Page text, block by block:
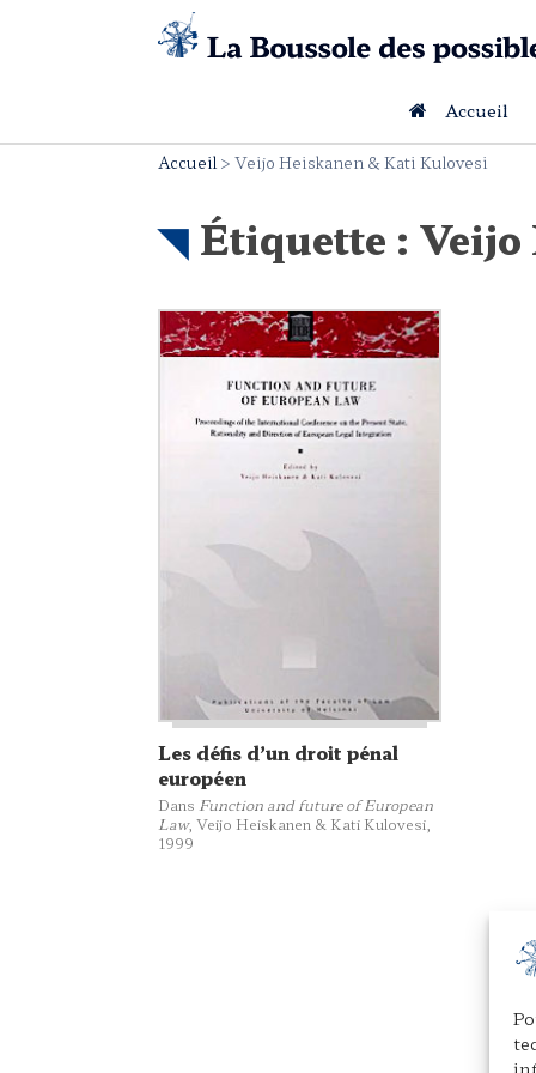
Accueil
Accueil > Veijo Heiskanen & Kati Kulovesi
Étiquette : Veijo
Les défis d’un droit pénal
européen
Dans Function and future of European
Law, Veijo Heiskanen & Kati Kulovesi,
1999